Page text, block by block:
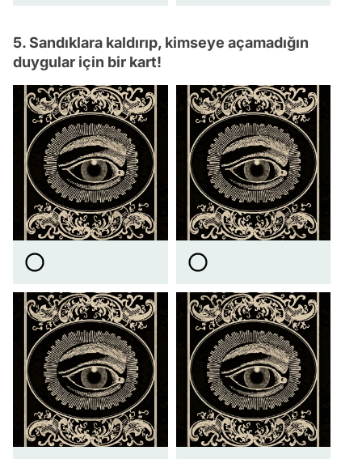
5. Sandıklara kaldırıp, kimseye açamadığın
duygular için bir kart!